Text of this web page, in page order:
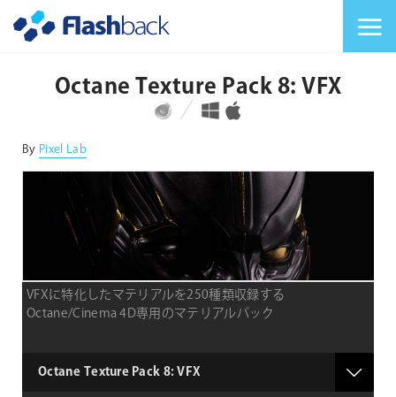
Octane Texture Pack 8: VFX
対応プラットフォーム 対応OS
By Pixel Lab
VFXに特化したマテリアルを250種類収録する
Octane/Cinema 4D専用のマテリアルパック
type